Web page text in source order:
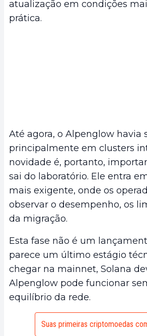
atualização em condições
prática.
Até agora, o Alpenglow havia
principalmente em clusters
novidade é, portanto,
sai do laboratório. Ele entra
mais exigente, onde os
observar o desempenho, os
da migração.
Esta fase não é um
parece um último estágio
chegar na mainnet, Solana
Alpenglow pode funcionar
equilíbrio da rede.
Suas primeiras criptomoedas